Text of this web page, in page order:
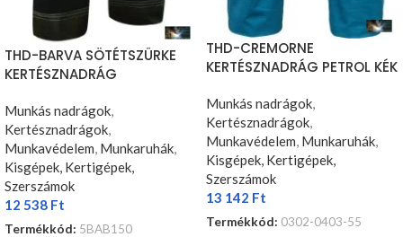
THD-BARVA SÖTÉTSZÜRKE
KERTÉSZNADRÁG
Munkás nadrágok,
Kertésznadrágok,
Munkavédelem, Munkaruhák,
Kisgépek, Kertigépek,
Szerszámok
12 538 Ft
Termékkód: 5BAB150
THD-CREMORNE
KERTÉSZNADRÁG PETROL KÉK
Munkás nadrágok,
Kertésznadrágok,
Munkavédelem, Munkaruhák,
Kisgépek, Kertigépek,
Szerszámok
13 142 Ft
Termékkód: 0302-0403-55